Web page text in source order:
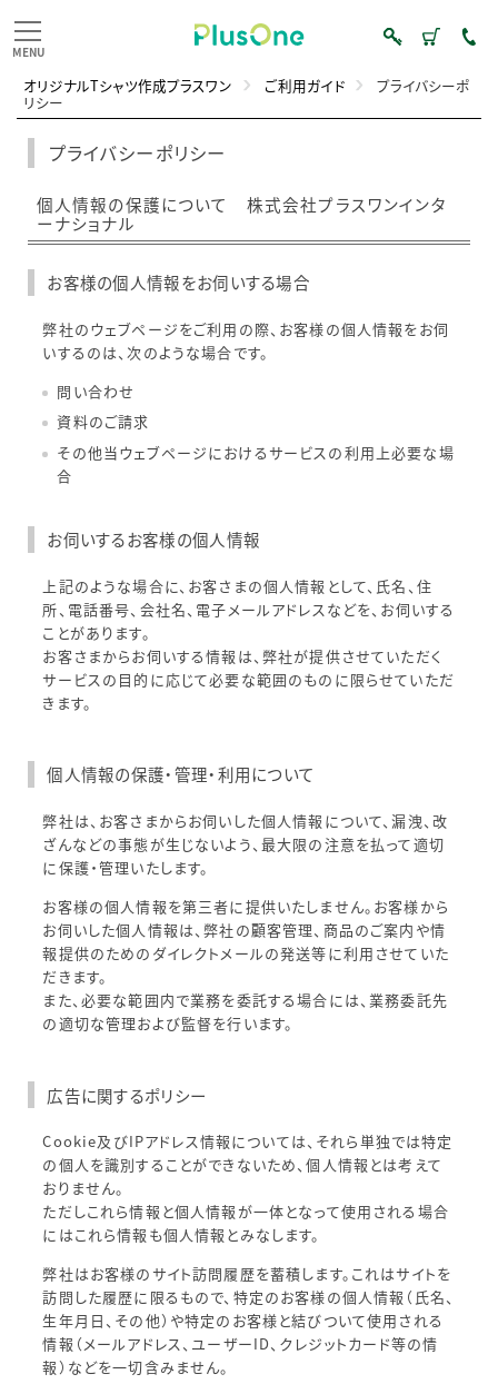
オリジナルTシャツ作成プラスワン ご利用ガイド プライバシーポ
リシー
プライバシーポリシー
個人情報の保護について 株式会社プラスワンインタ
ーナショナル
お客様の個人情報をお伺いする場合
弊社のウェブページをご利用の際、お客様の個人情報をお伺
いするのは、次のような場合です。
問い合わせ
資料のご請求
その他当ウェブページにおけるサービスの利用上必要な場
合
お伺いするお客様の個人情報
上記のような場合に、お客さまの個人情報として、氏名、住
所、電話番号、会社名、電子メールアドレスなどを、お伺いする
ことがあります。
お客さまからお伺いする情報は、弊社が提供させていただく
サービスの目的に応じて必要な範囲のものに限らせていただ
きます。
個人情報の保護・管理・利用について
弊社は、お客さまからお伺いした個人情報について、漏洩、改
ざんなどの事態が生じないよう、最大限の注意を払って適切
に保護・管理いたします。
お客様の個人情報を第三者に提供いたしません。お客様から
お伺いした個人情報は、弊社の顧客管理、商品のご案内や情
報提供のためのダイレクトメールの発送等に利用させていた
だきます。
また、必要な範囲内で業務を委託する場合には、業務委託先
の適切な管理および監督を行います。
広告に関するポリシー
Cookie及びIPアドレス情報については、それら単独では特定
の個人を識別することができないため、個人情報とは考えて
おりません。
ただしこれら情報と個人情報が一体となって使用される場合
にはこれら情報も個人情報とみなします。
弊社はお客様のサイト訪問履歴を蓄積します。これはサイトを
訪問した履歴に限るもので、特定のお客様の個人情報（氏名、
生年月日、その他）や特定のお客様と結びついて使用される
情報（メールアドレス、ユーザーID、クレジットカード等の情
報）などを一切含みません。